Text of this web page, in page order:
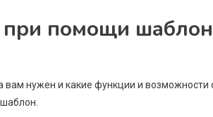
при помощи
вам нужен и какие функции и